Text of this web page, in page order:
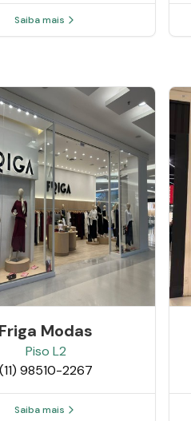
Saiba mais
Friga Modas
Piso L2
(11) 98510-2267
Saiba mais